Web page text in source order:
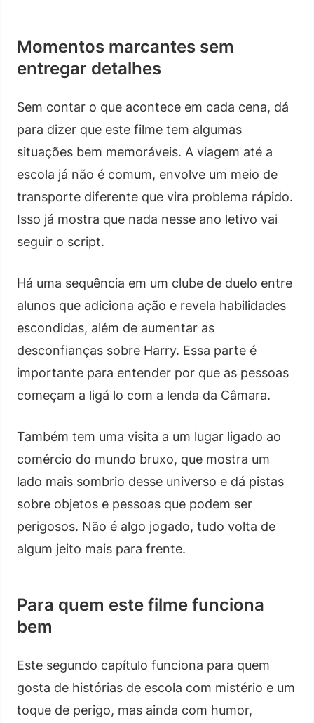
Momentos marcantes sem
entregar detalhes
Sem contar o que acontece em cada cena, dá
para dizer que este filme tem algumas
situações bem memoráveis. A viagem até a
escola já não é comum, envolve um meio de
transporte diferente que vira problema rápido.
Isso já mostra que nada nesse ano letivo vai
seguir o script.
Há uma sequência em um clube de duelo entre
alunos que adiciona ação e revela habilidades
escondidas, além de aumentar as
desconfianças sobre Harry. Essa parte é
importante para entender por que as pessoas
começam a ligá lo com a lenda da Câmara.
Também tem uma visita a um lugar ligado ao
comércio do mundo bruxo, que mostra um
lado mais sombrio desse universo e dá pistas
sobre objetos e pessoas que podem ser
perigosos. Não é algo jogado, tudo volta de
algum jeito mais para frente.
Para quem este filme funciona
bem
Este segundo capítulo funciona para quem
gosta de histórias de escola com mistério e um
toque de perigo, mas ainda com humor,